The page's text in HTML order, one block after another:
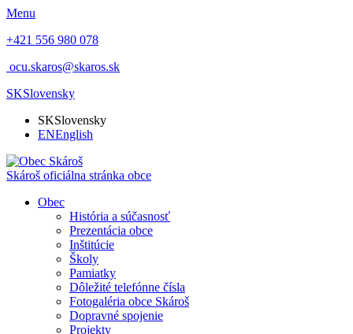
Menu
+421 556 980 078
ocu.skaros@skaros.sk
SKSlovensky
SKSlovensky
ENEnglish
Skároš oficiálna stránka obce
Obec
História a súčasnosť
Prezentácia obce
Inštitúcie
Školy
Pamiatky
Dôležité telefónne čísla
Fotogaléria obce Skároš
Dopravné spojenie
Projekty